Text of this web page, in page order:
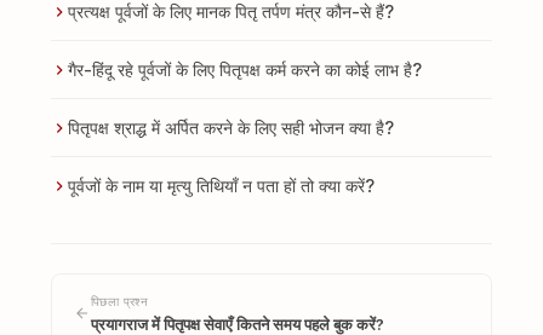
प्रत्यक्ष पूर्वजों के लिए मानक पितृ तर्पण मंत्र कौन-से हैं?
गैर-हिंदू रहे पूर्वजों के लिए पितृपक्ष कर्म करने का कोई लाभ है?
पितृपक्ष श्राद्ध में अर्पित करने के लिए सही भोजन क्या है?
पूर्वजों के नाम या मृत्यु तिथियाँ न पता हों तो क्या करें?
पिछला प्रश्न
प्रयागराज में पितृपक्ष सेवाएँ कितने समय पहले बुक करें?